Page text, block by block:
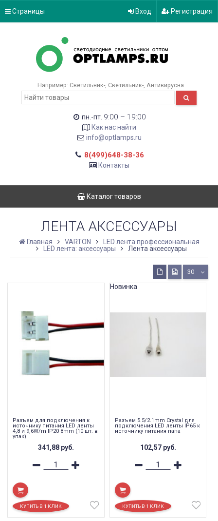
Страницы Вход Регистрация
Например: Светильник- Светильник- Антивирусна
пн.-пт. 9:00 – 19:00
Как нас найти
info@optlamps.ru
8(499)648-38-36
Контакты
Каталог товаров
ЛЕНТА АКСЕССУАРЫ
Главная VARTON
LED лента профессиональная
LED лента: аксессуары
Лента аксессуары
30
Разъем для подключения к
источнику питания LED ленты
4,8 и 9,6W/m IP20 8mm (10 шт. в
упак)
341,88 руб.
Разъем 5.5/2.1mm Crystal для
подключения LED ленты IP65 к
источнику питания папа
102,57 руб.
Новинка